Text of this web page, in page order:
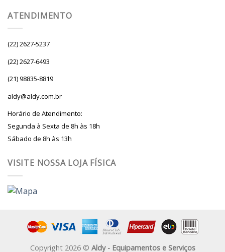
ATENDIMENTO
(22) 2627-5237
(22) 2627-6493
(21) 98835-8819
aldy@aldy.com.br
Horário de Atendimento:
Segunda à Sexta de 8h às 18h
Sábado de 8h às 13h
VISITE NOSSA LOJA FÍSICA
Copyright 2026 © Aldy - Equipamentos e Serviços